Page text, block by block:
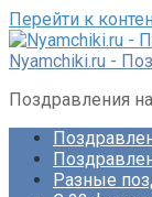
Перейти к
Nyamchiki.ru -
Поздравления
Разные